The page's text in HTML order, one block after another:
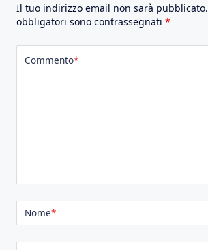
Il tuo indirizzo email non sarà pubblicato.
obbligatori sono contrassegnati *
Commento*
Nome*